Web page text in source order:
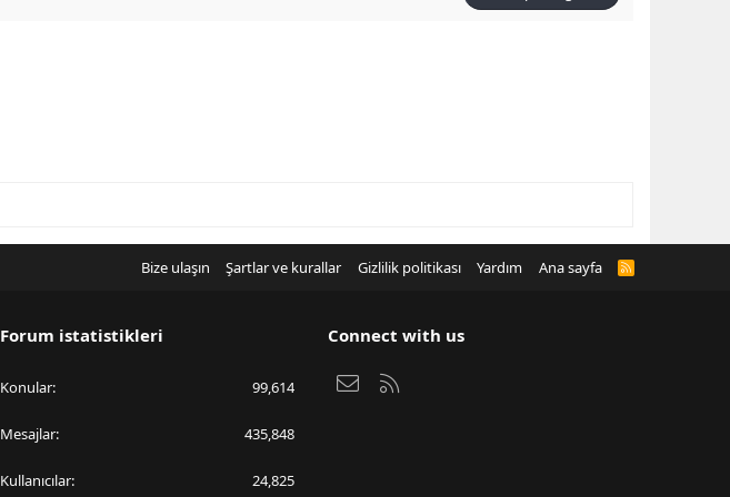
Bize ulaşın Şartlar ve kurallar Gizlilik politikası Yardım Ana sayfa
R
Forum istatistikleri
Konular 99,614
Mesajlar 435,848
Kullanıcılar 24,825
Connect with us
Bize ulaşın